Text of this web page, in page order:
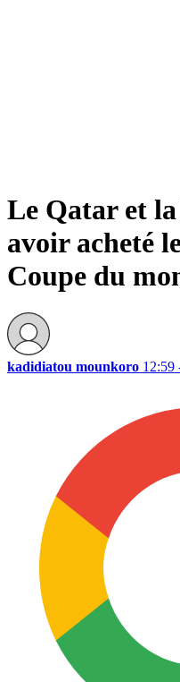
Le Qatar et
avoir acheté
Coupe du
kadidiatou mounkoro 12:59